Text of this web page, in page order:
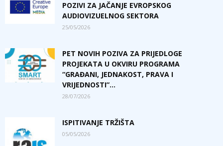
POZIVI ZA JAČANJE EVROPSKOG
AUDIOVIZUELNOG SEKTORA
25/05/2026
PET NOVIH POZIVA ZA PRIJEDLOGE
PROJEKATA U OKVIRU PROGRAMA
“GRAĐANI, JEDNAKOST, PRAVA I
VRIJEDNOSTI”...
28/07/2026
ISPITIVANJE TRŽIŠTA
05/05/2026